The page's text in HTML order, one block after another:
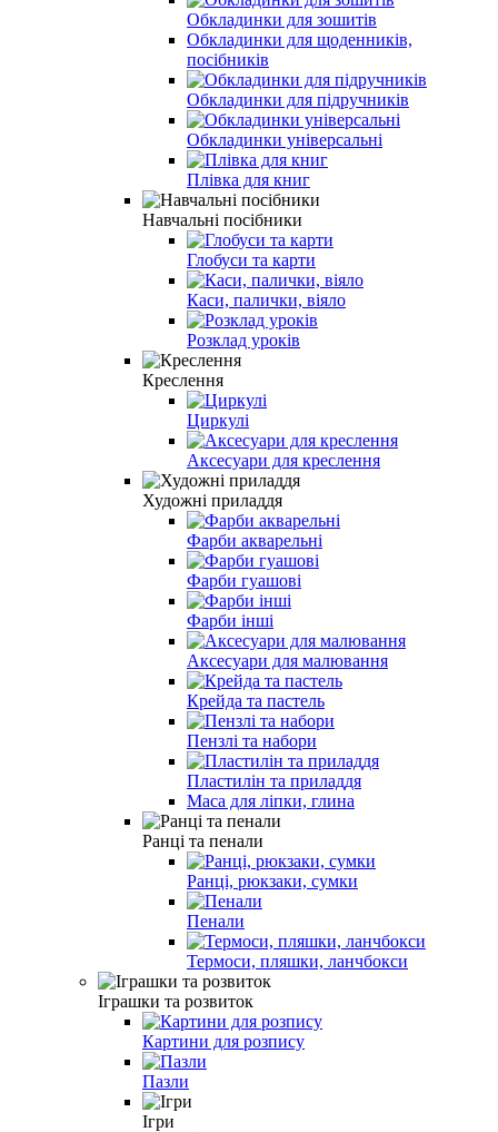
Обкладинки для зошитів
Обкладинки для щоденників,
посібників
Обкладинки для підручників
Обкладинки універсальні
Плівка для книг
Навчальні посібники
Глобуси та карти
Каси, палички, віяло
Розклад урокiв
Креслення
Циркулі
Аксесуари для креслення
Художні приладдя
Фарби акварельні
Фарби гуашові
Фарби інші
Аксесуари для малювання
Крейда та пастель
Пензлі та набори
Пластилін та приладдя
Маса для ліпки, глина
Ранці та пенали
Ранці, рюкзаки, сумки
Пенали
Термоси, пляшки, ланчбокси
Іграшки та розвиток
Картини для розпису
Пазли
Ігри